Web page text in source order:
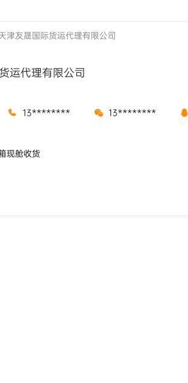
津友晟国际货运代理有限公司
运代理有限公司
13******** 13********
现舱收货